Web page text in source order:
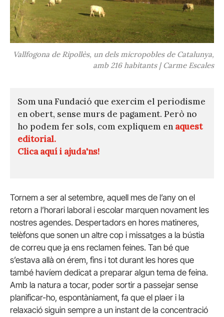
Vallfogona de Ripollès, un dels micropobles de Catalunya,
amb 216 habitants | Carme Escales
Som una Fundació que exercim el periodisme
en obert, sense murs de pagament. Però no
ho podem fer sols, com expliquem en aquest
editorial.
Clica aquí i ajuda'ns!
Tornem a ser al setembre, aquell mes de l’any on el
retorn a l’horari laboral i escolar marquen novament les
nostres agendes. Despertadors en hores matineres,
telèfons que sonen un altre cop i missatges a la bústia
de correu que ja ens reclamen feines. Tan bé que
s’estava allà on érem, fins i tot durant les hores que
també havíem dedicat a preparar algun tema de feina.
Amb la natura a tocar, poder sortir a passejar sense
planificar-ho, espontàniament, fa que el plaer i la
relaxació siguin sempre a un instant de la concentració